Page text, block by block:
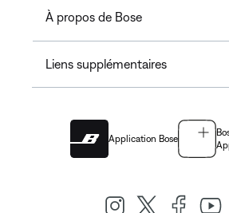
À propos de Bose
Liens supplémentaires
Application Bose